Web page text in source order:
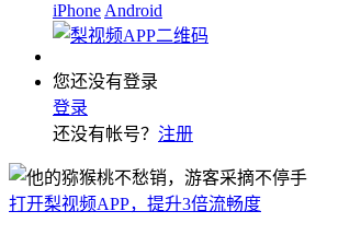
iPhone Android
您还没有登录
登录
还没有帐号？ 注册
打开梨视频APP，提升3倍流畅度